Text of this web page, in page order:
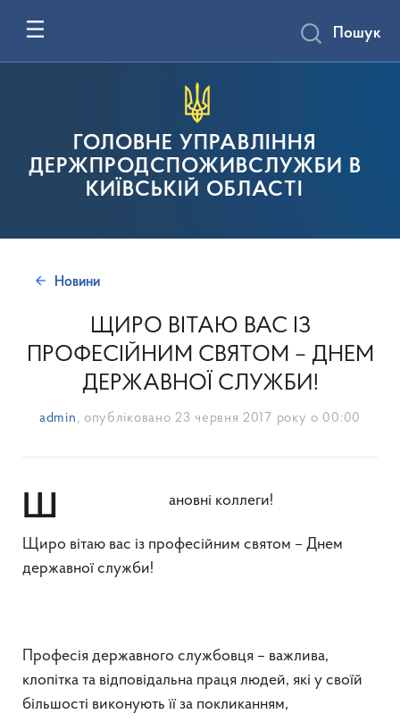
ГОЛОВНЕ УПРАВЛІННЯ
ДЕРЖПРОДСПОЖИВСЛУЖБИ В
КИЇВСЬКІЙ ОБЛАСТІ
Пошук
Новини
ЩИРО ВІТАЮ ВАС ІЗ
ПРОФЕСІЙНИМ СВЯТОМ – ДНЕМ
ДЕРЖАВНОЇ СЛУЖБИ!
admin , опубліковано 23 червня 2017 року о 00:00
Шановні коллеги!
Щиро вітаю вас із професійним святом – Днем
державної служби!
Професія державного службовця – важлива,
клопітка та відповідальна праця людей, які у своїй
більшості виконують її за покликанням,